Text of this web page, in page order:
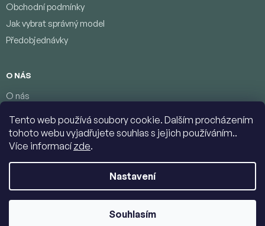
Tento web používá soubory cookie. Dalším procházením
tohoto webu vyjadřujete souhlas s jejich používáním..
Více informacízde.
Nastavení
Souhlasím
Obchodní podmínky
Jak vybrat správný model
Předobjednávky
O NÁS
O nás
Podmínky ochrany osobních údajů
Kontakty
Copyright 2026Jumbolino-model.com. Všechna práva vyhrazena.
Upravit nastavení cookies